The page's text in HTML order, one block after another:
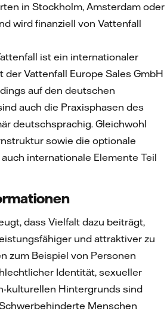
in Stockholm, Amsterdam oder
wird finanziell von Vattenfall
ist ein internationaler
der Vattenfall Europe Sales GmbH
auf den deutschen
auch die Praxisphasen des
deutschsprachig. Gleichwohl
sowie die optionale
internationale Elemente Teil
dass Vielfalt dazu beiträgt,
und attraktiver zu
zum Beispiel von Personen
Identität, sexueller
kulturellen Hintergrunds sind
Menschen